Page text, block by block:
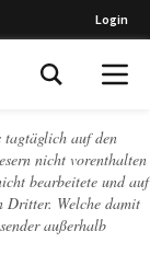
Login
auf den
nicht vorenthalten
bearbeitete und auf
Dritter. Welche damit
außerhalb